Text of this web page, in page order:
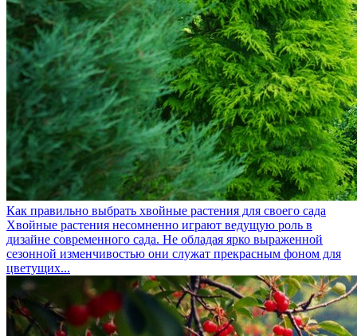
Как правильно выбрать хвойные растения для своего сада
Хвойные растения несомненно играют ведущую роль в
дизайне современного сада. Не обладая ярко выраженной
сезонной изменчивостью они служат прекрасным фоном для
цветущих...